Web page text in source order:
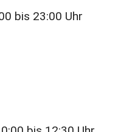
bis 23:00 Uhr